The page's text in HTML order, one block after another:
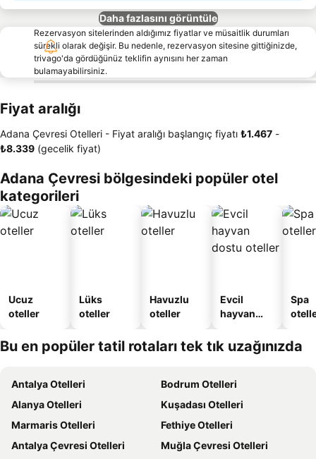
Daha fazlasını görüntüle
Rezervasyon sitelerinden aldığımız fiyatlar ve müsaitlik durumları
sürekli olarak değişir. Bu nedenle, rezervasyon sitesine gittiğinizde,
trivago'da gördüğünüz teklifin aynısını her zaman
bulamayabilirsiniz.
Fiyat aralığı
Adana Çevresi Otelleri - Fiyat aralığı başlangıç fiyatı ‎₺1.467 -
‎₺8.339 (gecelik fiyat)
Adana Çevresi bölgesindeki popüler otel
kategorileri
Ucuz
oteller
Lüks
oteller
Havuzlu
oteller
Evcil
hayvan
oteller
Spa
Bu en popüler tatil rotaları tek tık uzağınızda
Antalya Otelleri
Bodrum Otelleri
Alanya Otelleri
Kuşadası Otelleri
Marmaris Otelleri
Fethiye Otelleri
Antalya Çevresi Otelleri
Muğla Çevresi Otelleri